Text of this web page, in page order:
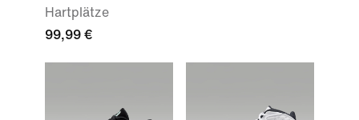
Hartplätze
99,99 €